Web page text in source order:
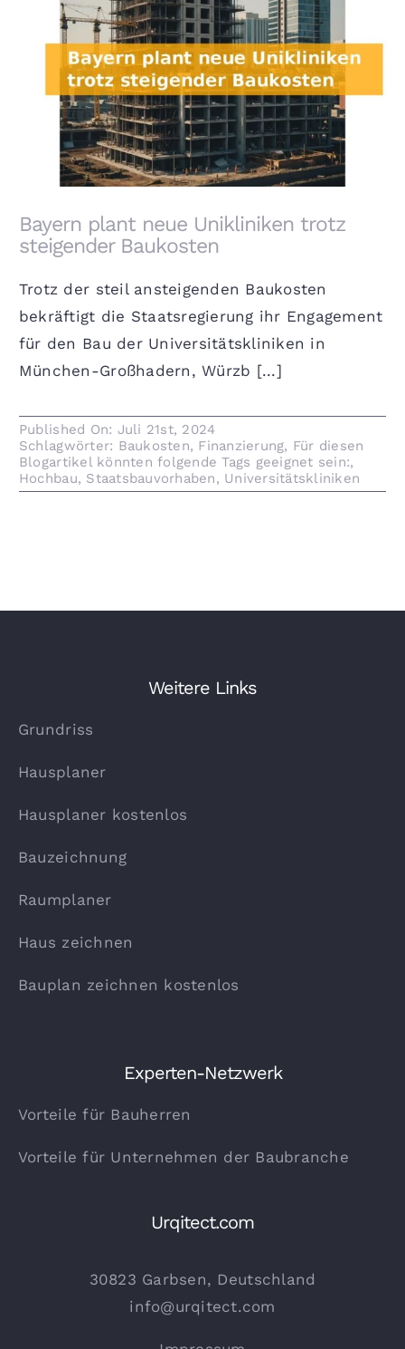
Bayern plant neue Unikliniken trotz steigender
Baukosten
Bayern plant neue Unikliniken trotz
steigender Baukosten
Trotz der steil ansteigenden Baukosten
bekräftigt die Staatsregierung ihr Engagement
für den Bau der Universitätskliniken in
München-Großhadern, Würzb [...]
Published On: Juli 21st, 2024
Schlagwörter: Baukosten, Finanzierung, Für diesen
Blogartikel könnten folgende Tags geeignet sein:,
Hochbau, Staatsbauvorhaben, Universitätskliniken
Urqitect.com
30823 Garbsen, Deutschland
info@urqitect.com
Weitere Links
Grundriss
Hausplaner
Hausplaner kostenlos
Bauzeichnung
Raumplaner
Haus zeichnen
Bauplan zeichnen kostenlos
Experten-Netzwerk
Vorteile für Bauherren
Vorteile für Unternehmen der Baubranche